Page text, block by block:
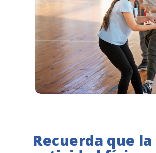
Recuerda que la